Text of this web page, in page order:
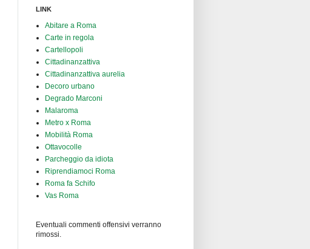
LINK
Abitare a Roma
Carte in regola
Cartellopoli
Cittadinanzattiva
Cittadinanzattiva aurelia
Decoro urbano
Degrado Marconi
Malaroma
Metro x Roma
Mobilità Roma
Ottavocolle
Parcheggio da idiota
Riprendiamoci Roma
Roma fa Schifo
Vas Roma
Eventuali commenti offensivi verranno
rimossi.